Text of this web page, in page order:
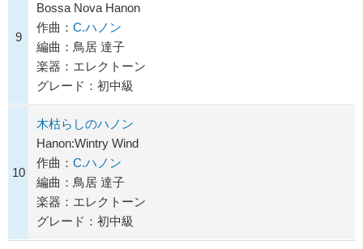
9
Bossa Nova Hanon
作曲： C.ハノン
編曲：鳥居 達子
楽器：エレクトーン
グレード：初中級
10
木枯らしのハノン
Hanon:Wintry Wind
作曲： C.ハノン
編曲：鳥居 達子
楽器：エレクトーン
グレード：初中級